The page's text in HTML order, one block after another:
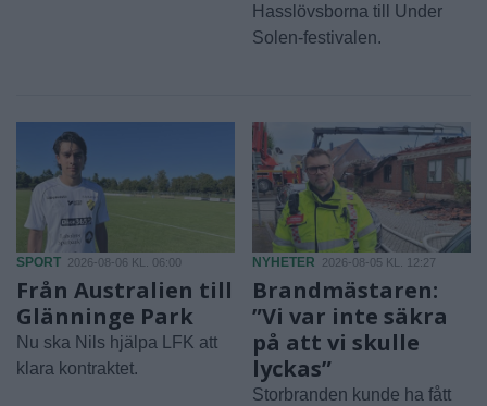
Hasslövsborna till Under
Solen-festivalen.
SPORT 2026-08-06 KL. 06:00
Från Australien till
Glänninge Park
Nu ska Nils hjälpa LFK att
klara kontraktet.
NYHETER 2026-08-05 KL. 12:27
Brandmästaren:
”Vi var inte säkra
på att vi skulle
lyckas”
Storbranden kunde ha fått